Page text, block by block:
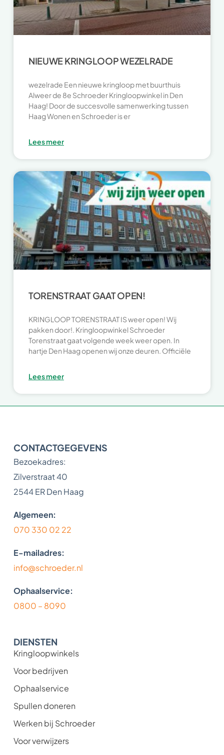
NIEUWE KRINGLOOP WEZELRADE
wezelrade Een nieuwe kringloop met buurthuis
Alweer de 8e Schroeder Kringloopwinkel in Den
Haag! Door de succesvolle samenwerking tussen
Haag Wonen en Schroeder is er
Lees meer
TORENSTRAAT GAAT OPEN!
KRINGLOOP TORENSTRAAT IS weer open! Wij
pakken door!. Kringloopwinkel Schroeder
Torenstraat gaat volgende week weer open. In
hartje Den Haag openen wij onze deuren. Officiële
Lees meer
CONTACTGEGEVENS
Bezoekadres:
Zilverstraat 40
2544 ER Den Haag
Algemeen:
070 330 02 22
E-mailadres:
info@schroeder.nl
Ophaalservice:
0800 – 8090
DIENSTEN
Kringloopwinkels
Voor bedrijven
Ophaalservice
Spullen doneren
Werken bij Schroeder
Voor verwijzers